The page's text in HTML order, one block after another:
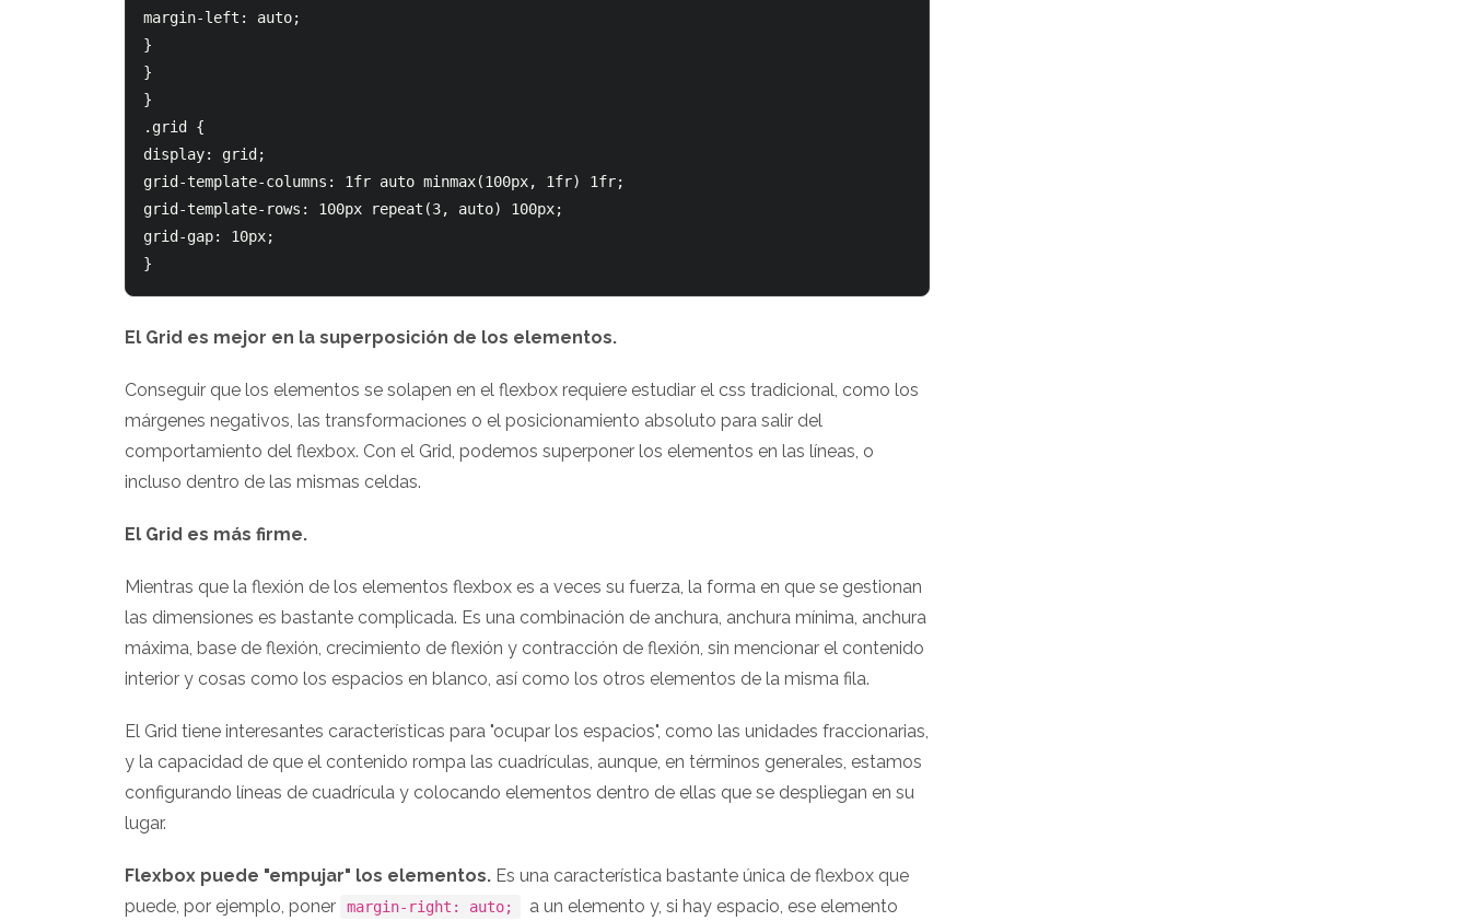
margin-left: auto;
}
}
}
.grid {
display: grid;
grid-template-columns: 1fr auto minmax(100px, 1fr) 1fr;
grid-template-rows: 100px repeat(3, auto) 100px;
grid-gap: 10px;
El Grid es mejor en la superposición de los elementos.
Conseguir que los elementos se solapen en el flexbox requiere estudiar el css tradicional, como los
márgenes negativos, las transformaciones o el posicionamiento absoluto para salir del
comportamiento del flexbox. Con el Grid, podemos superponer los elementos en las líneas, o
incluso dentro de las mismas celdas.
El Grid es más firme.
Mientras que la flexión de los elementos flexbox es a veces su fuerza, la forma en que se gestionan
las dimensiones es bastante complicada. Es una combinación de anchura, anchura mínima, anchura
máxima, base de flexión, crecimiento de flexión y contracción de flexión, sin mencionar el contenido
interior y cosas como los espacios en blanco, así como los otros elementos de la misma fila.
El Grid tiene interesantes características para "ocupar los espacios", como las unidades fraccionarias,
y la capacidad de que el contenido rompa las cuadrículas, aunque, en términos generales, estamos
configurando líneas de cuadrícula y colocando elementos dentro de ellas que se despliegan en su
lugar.
Flexbox puede "empujar" los elementos. Es una característica bastante única de flexbox que
puede, por ejemplo, poner
margin-right: auto; a un elemento y, si hay espacio, ese elemento